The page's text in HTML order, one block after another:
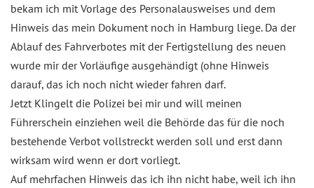
bekam ich mit Vorlage des Personalausweises und dem
Hinweis das mein Dokument noch in Hamburg liege. Da der
Ablauf des Fahrverbotes mit der Fertigstellung des neuen
wurde mir der Vorläufige ausgehändigt (ohne Hinweis
darauf, das ich noch nicht wieder fahren darf.
Jetzt Klingelt die Polizei bei mir und will meinen
Führerschein einziehen weil die Behörde das für die noch
bestehende Verbot vollstreckt werden soll und erst dann
wirksam wird wenn er dort vorliegt.
Auf mehrfachen Hinweis das ich ihn nicht habe, weil ich ihn